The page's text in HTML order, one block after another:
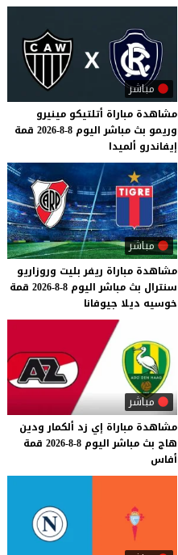
مباشر
مشاهدة مباراة أتلتيكو مينيرو
وريمو بث مباشر اليوم 8-8-2026
قمة
إيفاندرو ألميدا
مباشر
مشاهدة مباراة ريفر بليت وروزاريو
سنترال بث مباشر اليوم 8-8-2026
قمة
خوسيه ديلا جيوفانا
مباشر
مشاهدة مباراة إي زد ألكمار ودين
هاج بث مباشر اليوم 8-8-2026
قمة
أفاس